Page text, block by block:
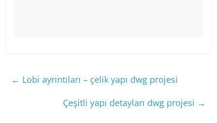
← Lobi ayrıntıları – çelik yapı dwg projesi
Çeşitli yapı detayları dwg projesi →